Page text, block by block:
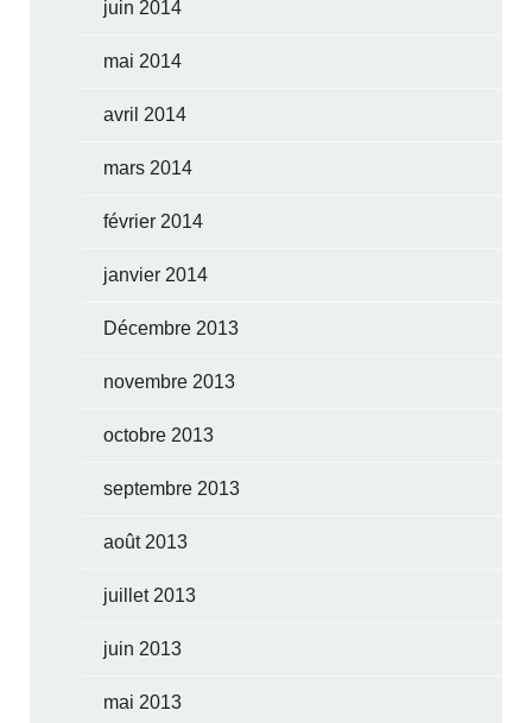
juin 2014
mai 2014
avril 2014
mars 2014
février 2014
janvier 2014
Décembre 2013
novembre 2013
octobre 2013
septembre 2013
août 2013
juillet 2013
juin 2013
mai 2013